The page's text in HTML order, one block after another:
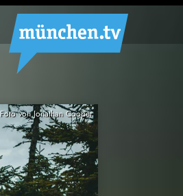
Foto von Jonathan Cooper